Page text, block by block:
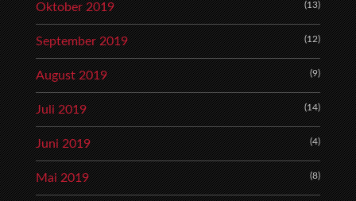
Oktober 2019 (13)
September 2019 (12)
August 2019 (9)
Juli 2019 (14)
Juni 2019 (4)
Mai 2019 (8)